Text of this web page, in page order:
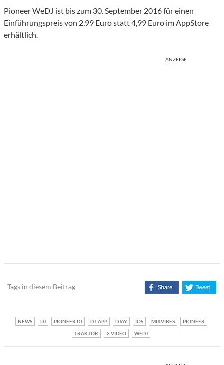
Pioneer WeDJ ist bis zum 30. September 2016 für einen
Einführungspreis von 2,99 Euro statt 4,99 Euro im AppStore
erhältlich.
ANZEIGE
Tags in diesem Beitrag
NEWS DJ PIONEER DJ DJ-APP DJAY IOS MIXVIBES
PIONEER
TRAKTOR
VIDEO WEDJ